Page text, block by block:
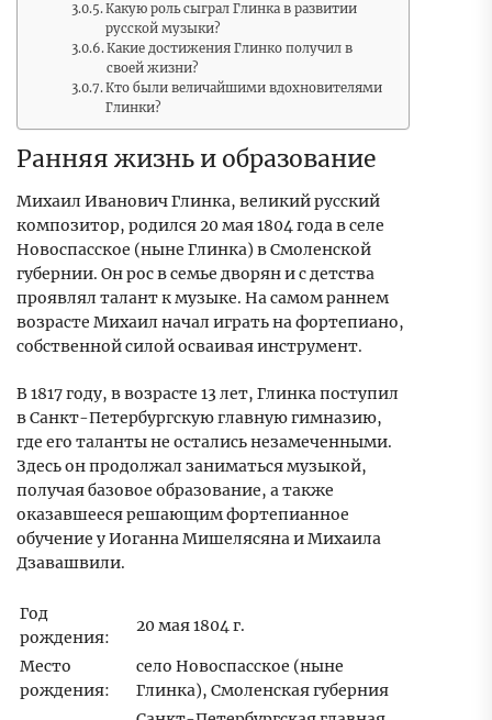
Какую роль сыграл Глинка в развитии
русской музыки?
Какие достижения Глинко получил в
своей жизни?
Кто были величайшими вдохновителями
Глинки?
Ранняя жизнь и образование
Михаил Иванович Глинка, великий русский
композитор, родился 20 мая 1804 года в селе
Новоспасское (ныне Глинка) в Смоленской
губернии. Он рос в семье дворян и с детства
проявлял талант к музыке. На самом раннем
возрасте Михаил начал играть на фортепиано,
собственной силой осваивая инструмент.
В 1817 году, в возрасте 13 лет, Глинка поступил
в Санкт-Петербургскую главную гимназию,
где его таланты не остались незамеченными.
Здесь он продолжал заниматься музыкой,
получая базовое образование, а также
оказавшееся решающим фортепианное
обучение у Иоганна Мишелясяна и Михаила
Дзавашвили.
Год
рождения:
20 мая 1804 г.
Место
рождения:
село Новоспасское (ныне
Глинка), Смоленская губерния